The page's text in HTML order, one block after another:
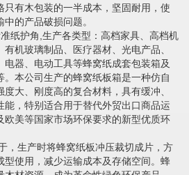
只有木包装的一半成本，坚固耐用，使
的产品破损问题。
纸护角,生产各类型：高档家具、高档机
机玻璃制品、医疗器材、光电产品、
电器、电动工具等蜂窝纸成套包装箱及
本公司生产的蜂窝纸板箱是一种仿自
大、刚度高的复合材料，具有缓冲、
能，特别适合用于替代外贸出口商品运
欧美等国家市场环保要求的新型优质环
，生产时将蜂窝纸板冲压裁切成片，方
型使用，减少运输成本及存储空间。蜂